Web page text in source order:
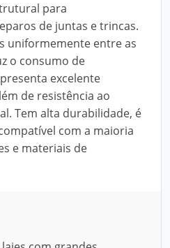
para
de juntas e trincas.
uniformemente entre as
o consumo de
excelente
de resistência ao
Tem alta durabilidade, é
com a maioria
e materiais de